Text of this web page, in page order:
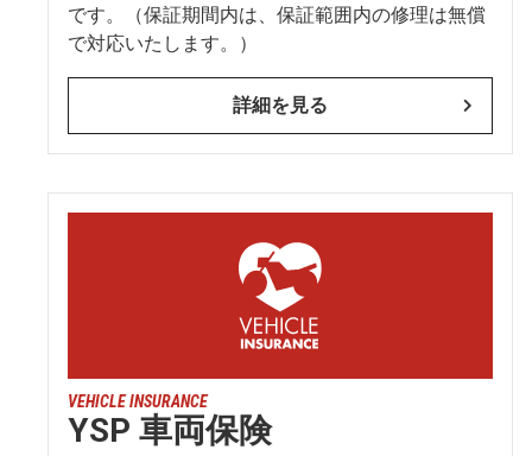
です。（保証期間内は、保証範囲内の修理は無償
で対応いたします。）
詳細を見る
VEHICLE INSURANCE
YSP 車両保険